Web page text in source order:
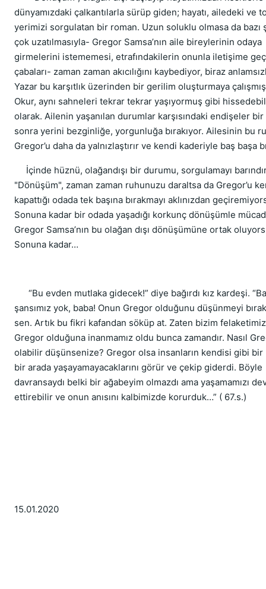
dünyamızdaki çalkantılarla sürüp giden; hayatı, ailedeki ve
yerimizi sorgulatan bir roman. Uzun soluklu olmasa da bazı
çok uzatılmasıyla- Gregor Samsa’nın aile bireylerinin odaya
girmelerini istememesi, etrafındakilerin onunla iletişime
çabaları- zaman zaman akıcılığını kaybediyor, biraz
Yazar bu karşıtlık üzerinden bir gerilim oluşturmaya
Okur, aynı sahneleri tekrar tekrar yaşıyormuş gibi
olarak. Ailenin yaşanılan durumlar karşısındaki endişeler
sonra yerini bezginliğe, yorgunluğa bırakıyor. Ailesinin bu
Gregor’u daha da yalnızlaştırır ve kendi kaderiyle baş başa
İçinde hüznü, olağandışı bir durumu, sorgulamayı
"Dönüşüm", zaman zaman ruhunuzu daraltsa da Gregor’u
kapattığı odada tek başına bırakmayı aklınızdan
Sonuna kadar bir odada yaşadığı korkunç dönüşümle
Gregor Samsa’nın bu olağan dışı dönüşümüne ortak
Sonuna kadar…
“Bu evden mutlaka gidecek!” diye bağırdı kız kardeşi.
şansımız yok, baba! Onun Gregor olduğunu düşünmeyi
sen. Artık bu fikri kafandan söküp at. Zaten bizim
Gregor olduğuna inanmamız oldu bunca zamandır. Nasıl
olabilir düşünsenize? Gregor olsa insanların kendisi gibi bir
bir arada yaşayamayacaklarını görür ve çekip giderdi. Böyle
davransaydı belki bir ağabeyim olmazdı ama yaşamamızı
ettirebilir ve onun anısını kalbimizde korurduk…” ( 67.s.)
15.01.2020